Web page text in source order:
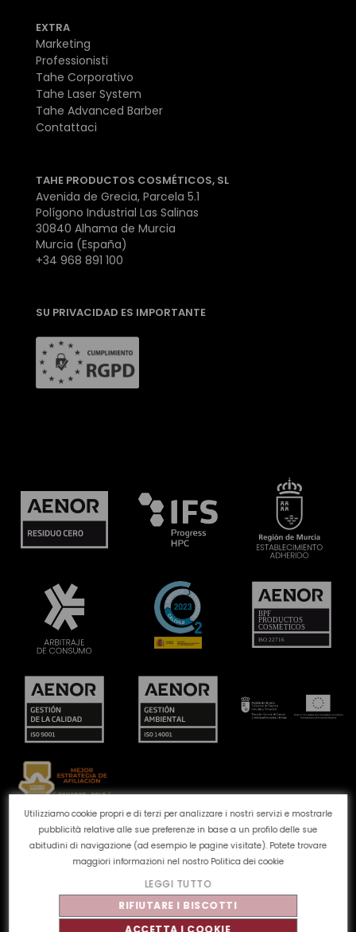
Utilizziamo cookie propri e di terzi per analizzare i nostri servizi e mostrarle
pubblicità relative alle sue preferenze in base a un profilo delle sue
abitudini di navigazione (ad esempio le pagine visitate). Potete trovare
maggiori informazioni nel nostro Politica dei cookie
LEGGI TUTTO
RIFIUTARE I BISCOTTI
ACCETTA I COOKIE
EXTRA
Marketing
Professionisti
Tahe Corporativo
Tahe Laser System
Tahe Advanced Barber
Contattaci
TAHE PRODUCTOS COSMÉTICOS, SL
Avenida de Grecia, Parcela 5.1
Polígono Industrial Las Salinas
30840 Alhama de Murcia
Murcia (España)
+34 968 891 100
SU PRIVACIDAD ES IMPORTANTE
Canale reclami Politica dei cookie
Politica sulla
privacy
Avviso legale Qualità e ambiente
2026 - Tutti i diritti riservati